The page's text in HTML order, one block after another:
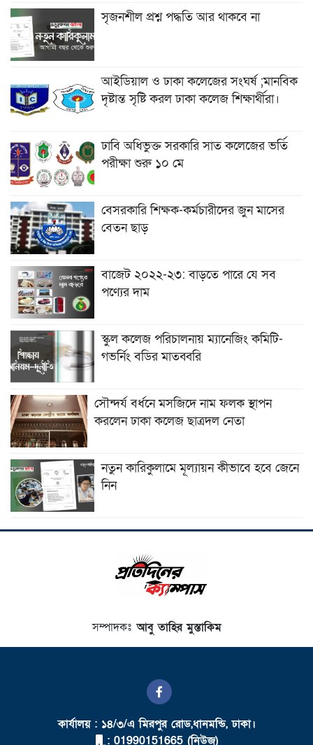
সৃজনশীল প্রশ্ন পদ্ধতি আর থাকবে না
আইডিয়াল ও ঢাকা কলেজের সংঘর্ষ ;মানবিক
দৃষ্টান্ত সৃষ্টি করল ঢাকা কলেজ শিক্ষার্থীরা।
ঢাবি অধিভুক্ত সরকারি সাত কলেজের ভর্তি
পরীক্ষা শুরু ১০ মে
বেসরকারি শিক্ষক-কর্মচারীদের জুন মাসের
বেতন ছাড়
বাজেট ২০২২-২৩: বাড়তে পারে যে সব
পণ্যের দাম
স্কুল কলেজ পরিচালনায় ম্যানেজিং কমিটি-
গভর্নিং বডির মাতব্বরি
সৌন্দর্য বর্ধনে মসজিদে নাম ফলক স্থাপন
করলেন ঢাকা কলেজ ছাত্রদল নেতা
নতুন কারিকুলামে মূল্যায়ন কীভাবে হবে জেনে
নিন
সম্পাদকঃআবু তাহির মুস্তাকিম
কার্যালয় : ১৪/৩/এ মিরপুর রোড,ধানমন্ডি, ঢাকা।
: 01990151665 (নিউজ)